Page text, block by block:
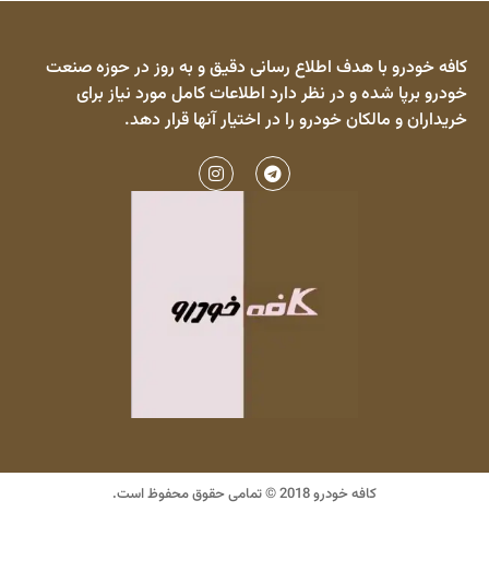
کافه خودرو با هدف اطلاع رسانی دقیق و به روز در حوزه صنعت
خودرو برپا شده و در نظر دارد اطلاعات کامل مورد نیاز برای
خریداران و مالکان خودرو را در اختیار آنها قرار دهد.
کافه خودرو 2018 © تمامی حقوق محفوظ است.